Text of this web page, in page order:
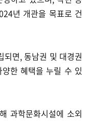
년 개관을 목표로 건
되면, 동남권 및 대경권
한 혜택을 누릴 수 있
과학문화시설에 소외